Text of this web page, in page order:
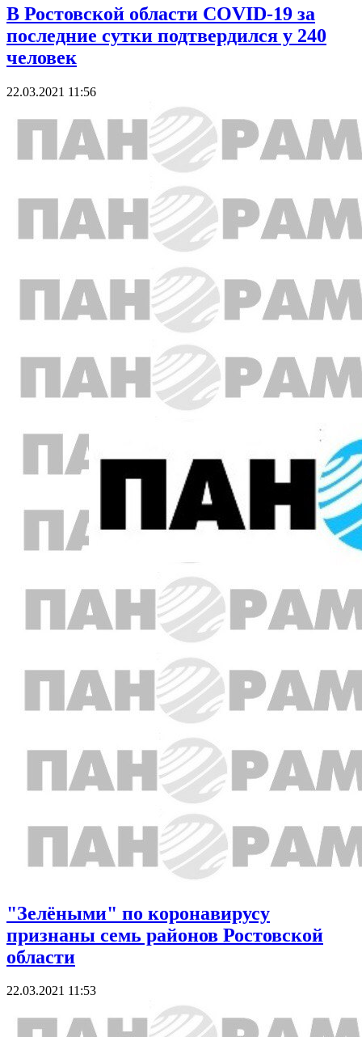
В Ростовской области COVID-19 за
последние сутки подтвердился у 240
человек
22.03.2021 11:56
"Зелёными" по коронавирусу
признаны семь районов Ростовской
области
22.03.2021 11:53